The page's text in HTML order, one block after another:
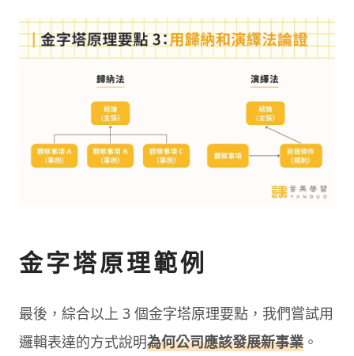
金字塔原理範例
最後，綜合以上 3 個金字塔原理要點，我們嘗試用
邏輯表達的方式說明為何公司應該發展新事業 。